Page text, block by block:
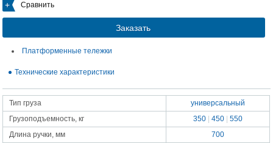
Сравнить
Заказать
Платформенные тележки
Технические характеристики
Тип груза
универсальный
Грузоподъемность, кг
350 |450 |550
Длина ручки, мм
700